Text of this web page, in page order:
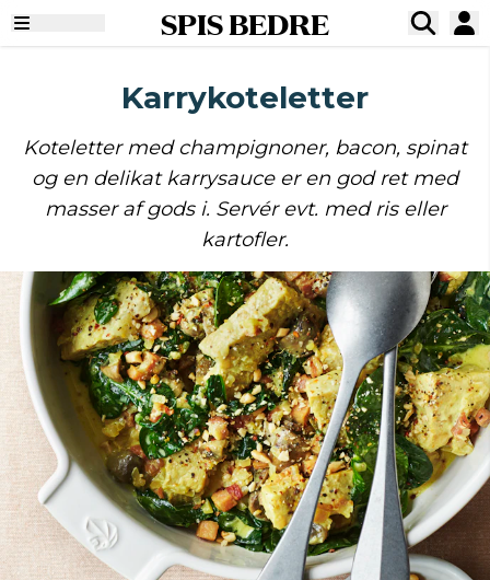
SPIS BEDRE
Karrykoteletter
Koteletter med champignoner, bacon, spinat
og en delikat karrysauce er en god ret med
masser af gods i. Servér evt. med ris eller
kartofler.